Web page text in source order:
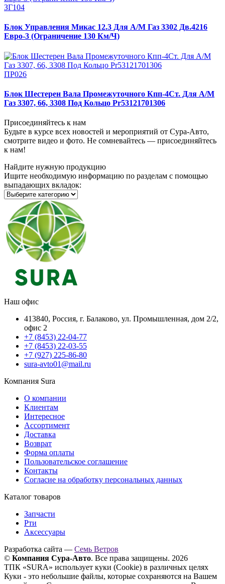
ЗГ104
Блок Управления Микас 12.3 Для А/М Газ 3302 Дв.4216
Евро-3 (Ограничение 130 Км/Ч)
ПР026
Блок Шестерен Вала Промежуточного Кпп-4Ст. Для А/М
Газ 3307, 66, 3308 Под Кольцо Pr53121701306
Присоединяйтесь к нам
Будьте в курсе всех новостей и мероприятий от Сура-Авто,
смотрите видео и фото. Не сомневайтесь — присоединяйтесь
к нам!
Найдите нужную продукцию
Ищите необходимую информацию по разделам с помощью
выпадающих вкладок:
Наш офис
413840, Россия, г. Балаково, ул. Промышленная, дом 2/2,
офис 2
+7 (8453) 22-04-77
+7 (8453) 22-03-55
+7 (927) 225-86-80
sura-avto01@mail.ru
Компания Sura
О компании
Клиентам
Интересное
Ассортимент
Доставка
Возврат
Форма оплаты
Пользовательское соглашение
Контакты
Согласие на обработку персональных данных
Каталог товаров
Запчасти
Рти
Аксессуары
Разработка сайта — Семь Ветров
© Компания Сура-Авто. Все права защищены. 2026
ТПК «SURA» использует куки (Cookie) в различных целях
Куки - это небольшие файлы, которые сохраняются на Вашем